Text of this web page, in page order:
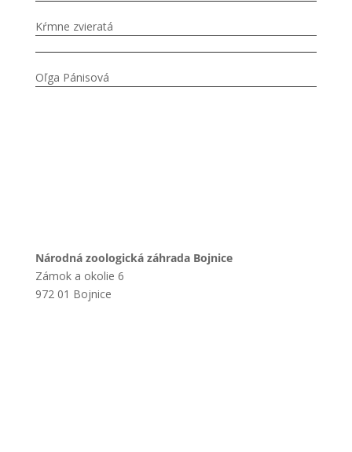
Kŕmne zvieratá
Oľga Pánisová
Národná zoologická záhrada Bojnice
Zámok a okolie 6
972 01 Bojnice